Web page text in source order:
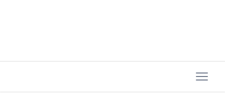
do